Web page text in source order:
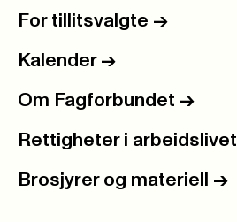
For tillitsvalgte ->
Kalender ->
Om Fagforbundet ->
Rettigheter i arbeidslivet
Brosjyrer og materiell ->